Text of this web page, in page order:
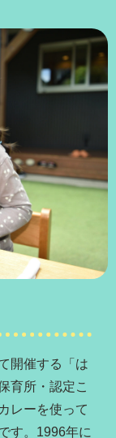
開催する「は
育所・認定こ
レーを使って
す。1996年に